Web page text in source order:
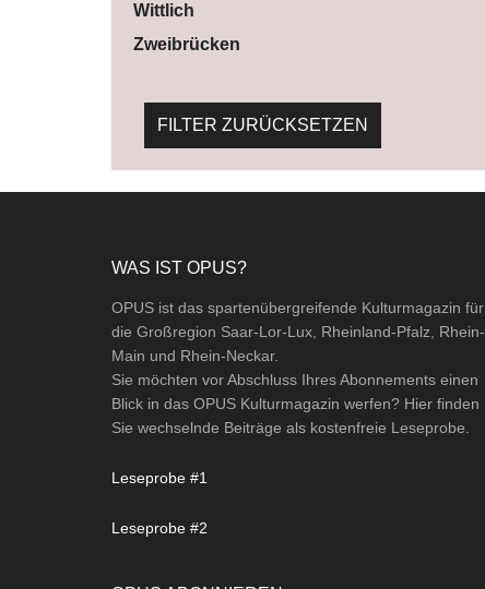
Wittlich
Zweibrücken
FILTER ZURÜCKSETZEN
WAS IST OPUS?
OPUS ist das spartenübergreifende Kulturmagazin für
die Großregion Saar-Lor-Lux, Rheinland-Pfalz, Rhein-
Main und Rhein-Neckar.
Sie möchten vor Abschluss Ihres Abonnements einen
Blick in das OPUS Kulturmagazin werfen? Hier finden
Sie wechselnde Beiträge als kostenfreie Leseprobe.
Leseprobe #1
Leseprobe #2